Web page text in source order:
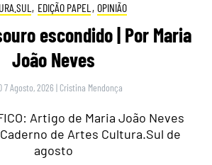
, EDIÇÃO PAPEL , OPINIÃO
escondido | Por Maria
João Neves
7 Agosto, 2026 | Cristina Mendonça
Artigo de Maria João Neves
de Artes Cultura.Sul de
agosto